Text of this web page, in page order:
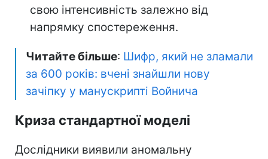
свою інтенсивність залежно від
напрямку спостереження.
Читайте більше: Шифр, який не зламали
за 600 років: вчені знайшли нову
зачіпку у манускрипті Войнича
Криза стандартної моделі
Дослідники виявили аномальну